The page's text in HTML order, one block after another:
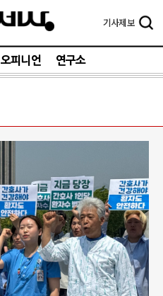
기사제보
오피니언 연구소